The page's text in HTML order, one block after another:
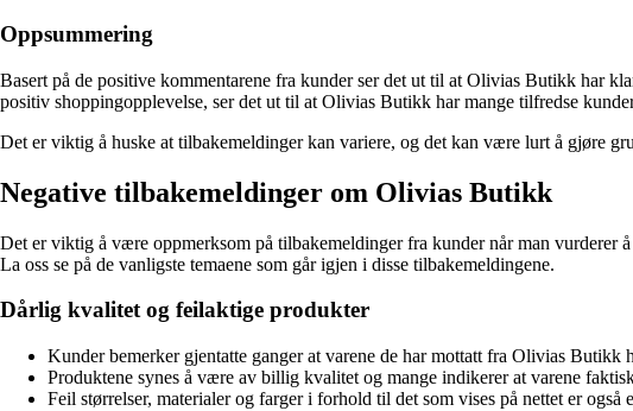
Oppsummering
Basert på de positive kommentarene fra kunder ser det ut til at Olivias Butikk har
positiv shoppingopplevelse, ser det ut til at Olivias Butikk har mange tilfredse
Det er viktig å huske at tilbakemeldinger kan variere, og det kan være lurt å gjøre
Negative tilbakemeldinger om Olivias Butikk
Det er viktig å være oppmerksom på tilbakemeldinger fra kunder når man vurderer
La oss se på de vanligste temaene som går igjen i disse tilbakemeldingene.
Dårlig kvalitet og feilaktige produkter
Kunder bemerker gjentatte ganger at varene de har mottatt fra Olivias
Produktene synes å være av billig kvalitet og mange indikerer at varene
Feil størrelser, materialer og farger i forhold til det som vises på nettet er også